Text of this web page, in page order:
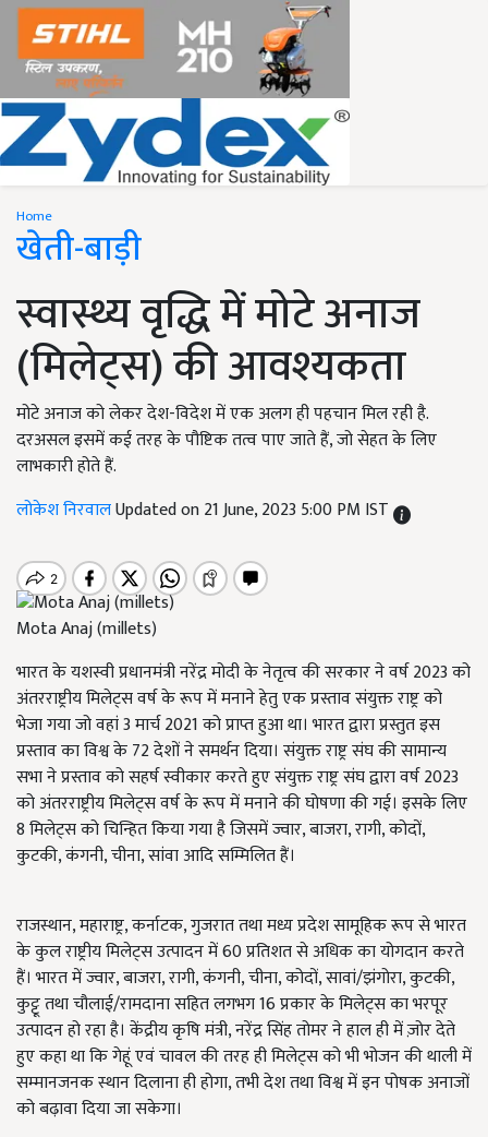
Home
खेती-बाड़ी
स्वास्थ्य वृद्धि में मोटे अनाज
(मिलेट्स) की आवश्यकता
मोटे अनाज को लेकर देश-विदेश में एक अलग ही पहचान मिल रही है.
दरअसल इसमें कई तरह के पौष्टिक तत्व पाए जाते हैं, जो सेहत के लिए
लाभकारी होते हैं.
लोकेश निरवालUpdated on 21 June, 2023 5:00 PM IST
Mota Anaj (millets)
भारत के यशस्वी प्रधानमंत्री नरेंद्र मोदी के नेतृत्व की सरकार ने वर्ष 2023 को
अंतरराष्ट्रीय मिलेट्स वर्ष के रूप में मनाने हेतु एक प्रस्ताव संयुक्त राष्ट्र को
भेजा गया जो वहां 3 मार्च 2021 को प्राप्त हुआ था। भारत द्वारा प्रस्तुत इस
प्रस्ताव का विश्व के 72 देशों ने समर्थन दिया। संयुक्त राष्ट्र संघ की सामान्य
सभा ने प्रस्ताव को सहर्ष स्वीकार करते हुए संयुक्त राष्ट्र संघ द्वारा वर्ष 2023
को अंतरराष्ट्रीय मिलेट्स वर्ष के रूप में मनाने की घोषणा की गई। इसके लिए
8 मिलेट्स को चिन्हित किया गया है जिसमें ज्वार, बाजरा, रागी, कोदों,
कुटकी, कंगनी, चीना, सांवा आदि सम्मिलित हैं।
राजस्थान, महाराष्ट्र, कर्नाटक, गुजरात तथा मध्य प्रदेश सामूहिक रूप से भारत
के कुल राष्ट्रीय मिलेट्स उत्पादन में 60 प्रतिशत से अधिक का योगदान करते
हैं। भारत में ज्वार, बाजरा, रागी, कंगनी, चीना, कोदों, सावां/झंगोरा, कुटकी,
कुट्टू तथा चौलाई/रामदाना सहित लगभग 16 प्रकार के मिलेट्स का भरपूर
उत्पादन हो रहा है। केंद्रीय कृषि मंत्री, नरेंद्र सिंह तोमर ने हाल ही में ज़ोर देते
हुए कहा था कि गेहूं एवं चावल की तरह ही मिलेट्स को भी भोजन की थाली में
सम्मानजनक स्थान दिलाना ही होगा, तभी देश तथा विश्व में इन पोषक अनाजों
को बढ़ावा दिया जा सकेगा।